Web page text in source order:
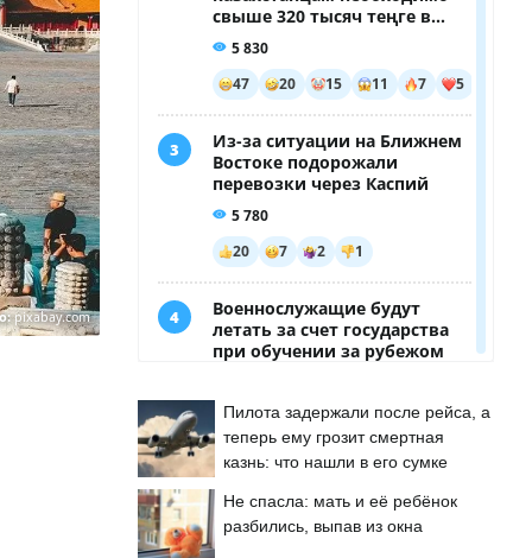
pixabay.com
Пилота задержали после рейса, а
теперь ему грозит смертная
казнь: что нашли в его сумке
Не спасла: мать и её ребёнок
разбились, выпав из окна